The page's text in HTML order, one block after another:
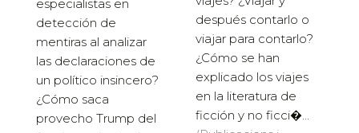
especialistas en
detección de
mentiras al analizar
las declaraciones de
un político insincero?
¿Cómo saca
provecho Trump del
después contarlo o
viajar para contarlo?
¿Cómo se han
explicado los viajes
en la literatura de
ficción y no ficci�...